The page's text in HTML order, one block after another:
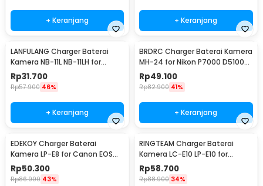
+ Keranjang + Keranjang
LANFULANG Charger Baterai
Kamera NB-11L NB-11LH for
Canon IXUS IXY - LF1
Rp31.700
Rp57.900 46%
+ Keranjang
BRDRC Charger Baterai Kamera
MH-24 for Nikon P7000 D5100
D5200 D5300 - BR100
Rp49.100
Rp82.900 41%
+ Keranjang
EDEKOY Charger Baterai
Kamera LP-E8 for Canon EOS
550D 600D 650D 700D - LC-
E8C
Rp50.300
Rp86.900 43%
RINGTEAM Charger Baterai
Kamera LC-E10 LP-E10 for
Canon EOS 1100D X50 - LC-E10
Rp58.700
Rp88.900 34%